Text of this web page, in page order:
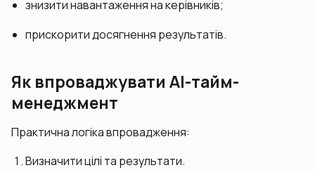
знизити навантаження на керівників;
прискорити досягнення результатів.
Як впроваджувати AI-тайм-
менеджмент
Практична логіка впровадження:
Визначити цілі та результати.